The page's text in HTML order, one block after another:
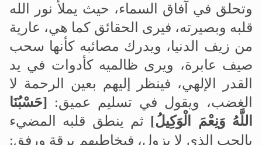
وتحلق في آفاق السماء، حيث يملأ نور الله
قلبه وبصيرته، فيرى الحقائق كما هي، عارية
من زيف الدنيا، ويدرك مصائبه كأنها سحب
صيف عابرة، ويرى ظالميه كأدوات في يد
القدر الإلهي، فينظر إليهم بعين الرحمة لا
الغضب، ويقول في تسليم عميق:
]حَسْبُنَا
اللَّهُ وَنِعْمَ الْوَكِيلُ[
ثم ينطق قلبه المضيء
بالحب الذي لا يزول، فيخاطبهم برقة ورفق: